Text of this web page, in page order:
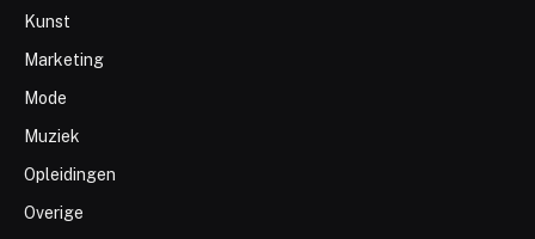
Kunst
Marketing
Mode
Muziek
Opleidingen
Overige